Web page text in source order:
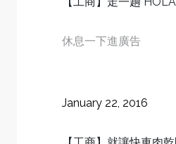
休息一下進廣告
January 22, 2016